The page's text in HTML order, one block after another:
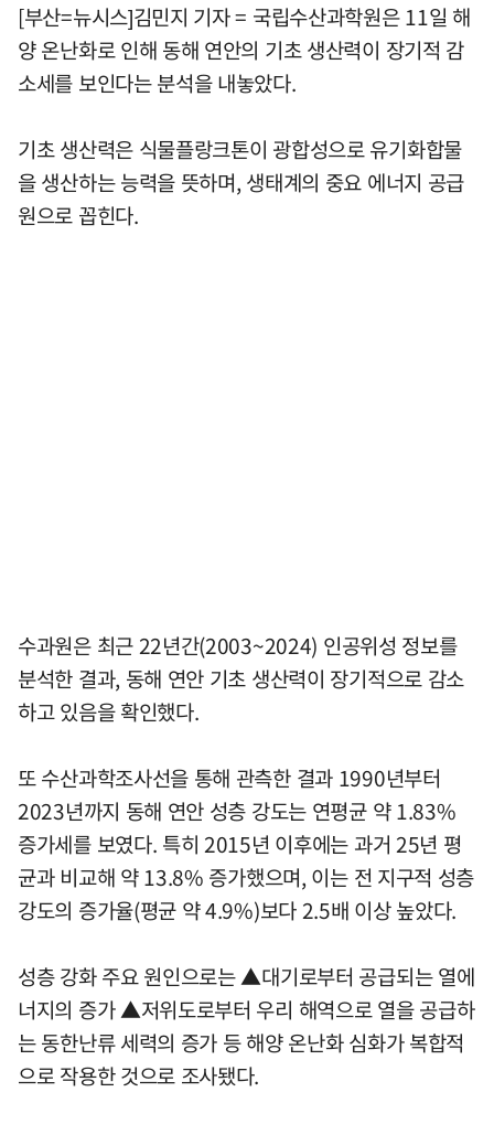
[부산=뉴시스]김민지 기자 = 국립수산과학원은 11일 해
양 온난화로 인해 동해 연안의 기초 생산력이 장기적 감
소세를 보인다는 분석을 내놓았다.
기초 생산력은 식물플랑크톤이 광합성으로 유기화합물
을 생산하는 능력을 뜻하며, 생태계의 중요 에너지 공급
원으로 꼽힌다.
수과원은 최근 22년간(2003~2024) 인공위성 정보를
분석한 결과, 동해 연안 기초 생산력이 장기적으로 감소
하고 있음을 확인했다.
또 수산과학조사선을 통해 관측한 결과 1990년부터
2023년까지 동해 연안 성층 강도는 연평균 약 1.83%
증가세를 보였다. 특히 2015년 이후에는 과거 25년 평
균과 비교해 약 13.8% 증가했으며, 이는 전 지구적 성층
강도의 증가율(평균 약 4.9%)보다 2.5배 이상 높았다.
성층 강화 주요 원인으로는 ▲대기로부터 공급되는 열에
너지의 증가 ▲저위도로부터 우리 해역으로 열을 공급하
는 동한난류 세력의 증가 등 해양 온난화 심화가 복합적
으로 작용한 것으로 조사됐다.